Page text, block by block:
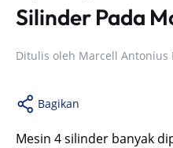
Silinder Pada
Ditulis oleh Marcell Antonius
Bagikan
Mesin 4 silinder banyak